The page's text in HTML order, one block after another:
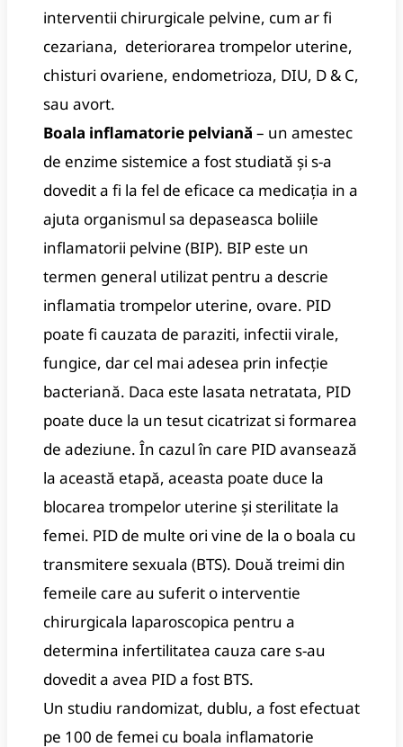
interventii chirurgicale pelvine, cum ar fi
cezariana, deteriorarea trompelor uterine,
chisturi ovariene, endometrioza, DIU, D & C,
sau avort.
Boala inflamatorie pelviană – un amestec
de enzime sistemice a fost studiată și s-a
dovedit a fi la fel de eficace ca medicația in a
ajuta organismul sa depaseasca boliile
inflamatorii pelvine (BIP). BIP este un
termen general utilizat pentru a descrie
inflamatia trompelor uterine, ovare. PID
poate fi cauzata de paraziti, infectii virale,
fungice, dar cel mai adesea prin infecție
bacteriană. Daca este lasata netratata, PID
poate duce la un tesut cicatrizat si formarea
de adeziune. În cazul în care PID avansează
la această etapă, aceasta poate duce la
blocarea trompelor uterine și sterilitate la
femei. PID de multe ori vine de la o boala cu
transmitere sexuala (BTS). Două treimi din
femeile care au suferit o interventie
chirurgicala laparoscopica pentru a
determina infertilitatea cauza care s-au
dovedit a avea PID a fost BTS.
Un studiu randomizat, dublu, a fost efectuat
pe 100 de femei cu boala inflamatorie